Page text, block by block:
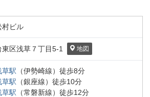
村ビル
東区浅草７丁目5-1 地図
草駅 （伊勢崎線） 徒歩8分
草駅 （銀座線） 徒歩10分
草駅 （常磐新線） 徒歩12分